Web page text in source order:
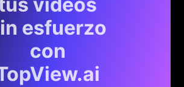
videos
esfuerzo
con